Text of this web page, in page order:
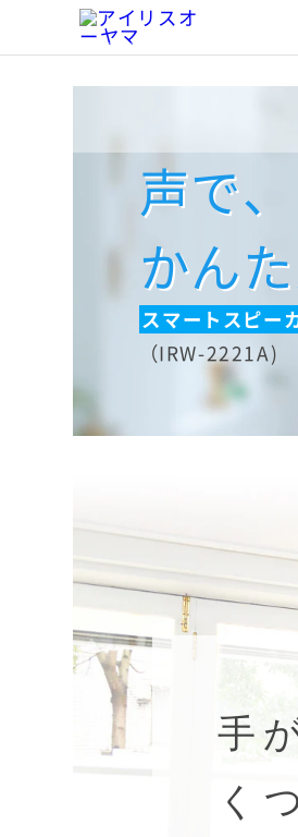
声で
かん
スマートスピー
（IRW-2221A)
手
く